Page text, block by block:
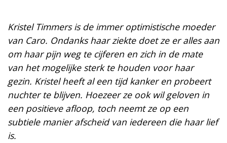
Kristel Timmers is de immer optimistische moeder
van Caro. Ondanks haar ziekte doet ze er alles aan
om haar pijn weg te cijferen en zich in de mate
van het mogelijke sterk te houden voor haar
gezin. Kristel heeft al een tijd kanker en probeert
nuchter te blijven. Hoezeer ze ook wil geloven in
een positieve afloop, toch neemt ze op een
subtiele manier afscheid van iedereen die haar lief
is.